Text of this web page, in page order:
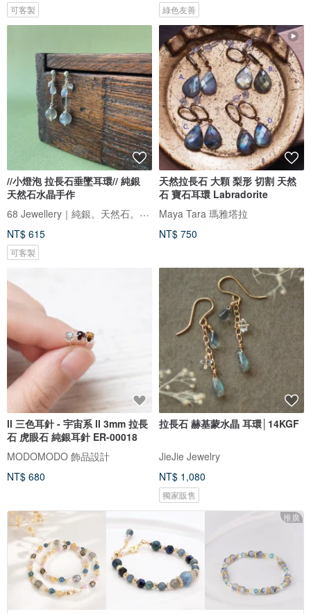
可客製 綠色友善
//小燈泡 拉長石垂墜耳環// 純銀
天然石水晶手作
68 Jewellery｜純銀。天然石。輕珠寶
NT$ 615
可客製
天然拉長石 大顆 梨形 切割 天然
石 寶石耳環 Labradorite
Maya Tara 瑪雅塔拉
NT$ 750
ll 三色耳針 - 宇宙系 ll 3mm 拉長
石 虎眼石 純銀耳針 ER-00018
MODOMODO 飾品設計
NT$ 680
拉長石 赫基蒙水晶 耳環│14KGF
JieJie Jewelry
NT$ 1,080
獨家販售
推廣